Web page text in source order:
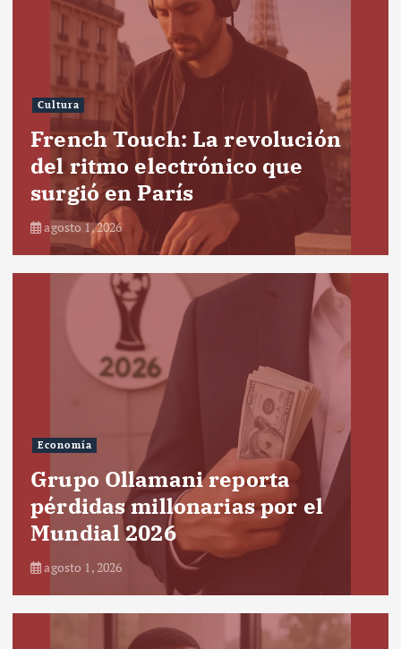
Cultura
French Touch: La revolución
del ritmo electrónico que
surgió en París
agosto 1, 2026
Economía
Grupo Ollamani reporta
pérdidas millonarias por el
Mundial 2026
agosto 1, 2026